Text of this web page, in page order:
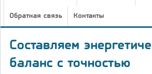
Обратная связь Контакты
Составляем
баланс с точностью